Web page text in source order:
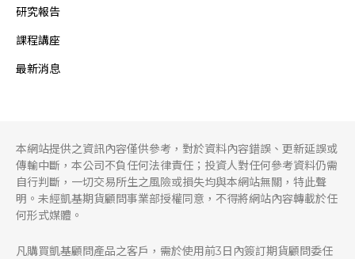
研究報告
課程講座
最新消息
本網站提供之資訊內容僅供參考，對於資料內容錯誤、更新延誤或
傳輸中斷，本公司不負任何法律責任；投資人對任何參考資料仍需
自行判斷，一切交易所生之風險或損失均與本網站無關，特此聲
明。未經凱基期貨顧問事業部授權同意，不得將網站內容轉載於任
何形式媒體。
凡購買凱基顧問產品之客戶，需於使用前3日內簽訂期貨顧問委任